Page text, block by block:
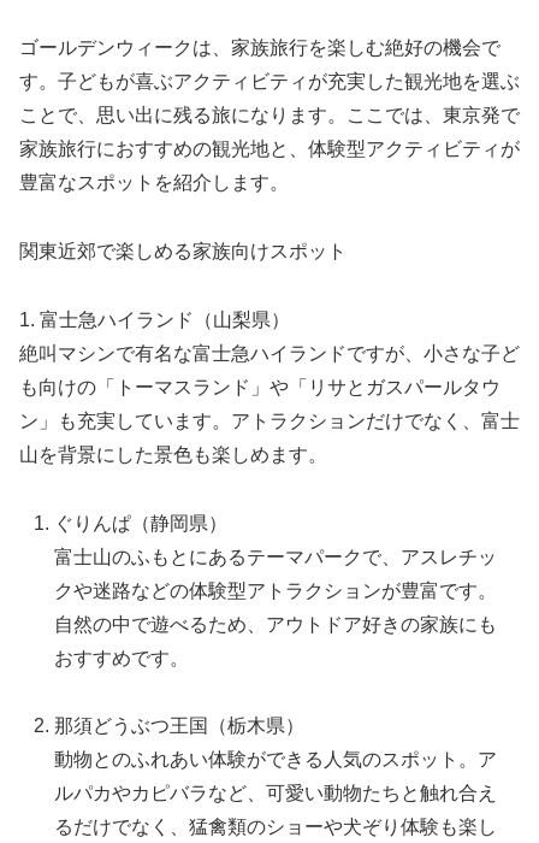
ゴールデンウィークは、家族旅行を楽しむ絶好の機会で
す。子どもが喜ぶアクティビティが充実した観光地を選ぶ
ことで、思い出に残る旅になります。ここでは、東京発で
家族旅行におすすめの観光地と、体験型アクティビティが
豊富なスポットを紹介します。
関東近郊で楽しめる家族向けスポット
1. 富士急ハイランド（山梨県）
絶叫マシンで有名な富士急ハイランドですが、小さな子ど
も向けの「トーマスランド」や「リサとガスパールタウ
ン」も充実しています。アトラクションだけでなく、富士
山を背景にした景色も楽しめます。
ぐりんぱ（静岡県）
富士山のふもとにあるテーマパークで、アスレチッ
クや迷路などの体験型アトラクションが豊富です。
自然の中で遊べるため、アウトドア好きの家族にも
おすすめです。
那須どうぶつ王国（栃木県）
動物とのふれあい体験ができる人気のスポット。ア
ルパカやカピバラなど、可愛い動物たちと触れ合え
るだけでなく、猛禽類のショーや犬ぞり体験も楽し